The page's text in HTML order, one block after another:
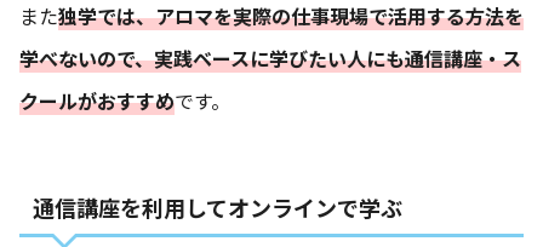
また独学では、アロマを実際の仕事現場で活用する方法を
学べないので、実践ベースに学びたい人にも通信講座・ス
クールがおすすめです。
通信講座を利用してオンラインで学ぶ